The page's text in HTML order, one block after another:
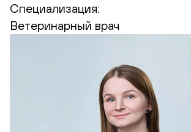
Специализация:
Ветеринарный врач